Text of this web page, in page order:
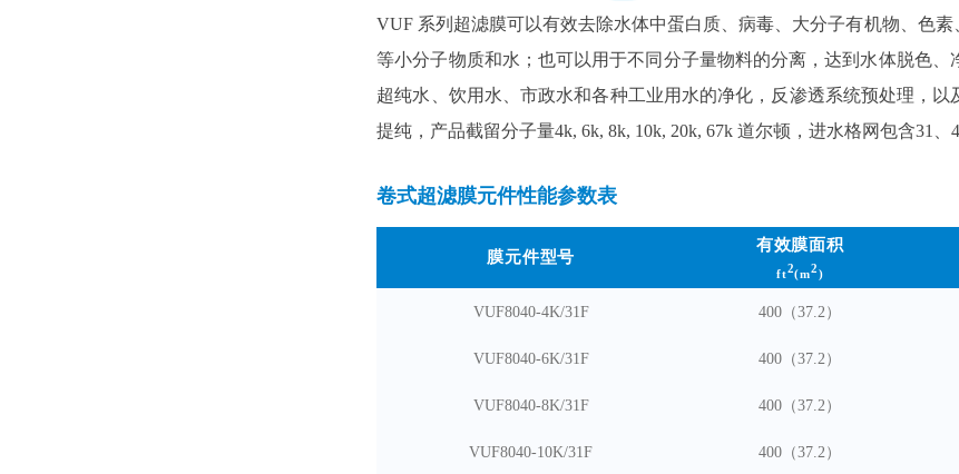
VUF 系列超滤膜可以有效去除水体中蛋白质、病毒、大分子有机物、色
等小分子物质和水；也可以用于不同分子量物料的分离，达到水体脱色
超纯水、饮用水、市政水和各种工业用水的净化，反渗透系统预处理，
提纯， 产品截留分子量4k, 6k, 8k, 10k, 20k, 67k 道尔顿，进水格网包含31
卷式超滤膜元件性能参数表
膜元件型号
有效膜面积
ft2(m2)
VUF8040-4K/31F 400（37.2）
VUF8040-6K/31F 400（37.2）
VUF8040-8K/31F 400（37.2）
VUF8040-10K/31F 400（37.2）